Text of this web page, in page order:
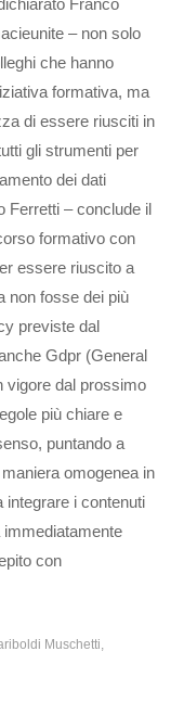
– non solo
che hanno
formativa, ma
di essere riusciti in
gli strumenti per
dei dati
Ferretti – conclude il
formativo con
essere riuscito a
non fosse dei più
previste dal
Gdpr (General
vigore dal prossimo
più chiare e
puntando a
omogenea in
integrare i contenuti
immediatamente
con
Muschetti